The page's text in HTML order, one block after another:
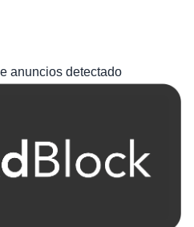
anuncios detectado